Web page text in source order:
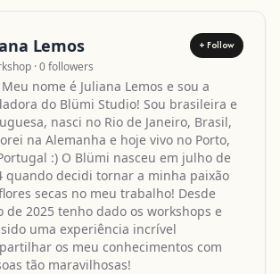
Lemos + Follow
· 0 followers
nome é Juliana Lemos e sou a
do Blümi Studio! Sou brasileira e
nasci no Rio de Janeiro, Brasil,
na Alemanha e hoje vivo no Porto,
:) O Blümi nasceu em julho de
quando decidi tornar a minha paixão
secas no meu trabalho! Desde
de 2025 tenho dado os workshops e
uma experiência incrível
os meu conhecimentos com
tão maravilhosas!